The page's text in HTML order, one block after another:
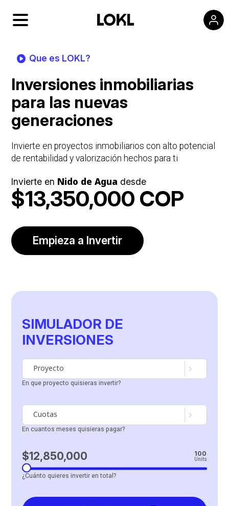
Que es LOKL?
Inversiones inmobiliarias
para las nuevas
generaciones
Invierte en proyectos inmobiliarios con alto potencial
de rentabilidad y valorización hechos para ti
Invierte en Nido de Agua desde
$13,350,000 COP
Empieza a Invertir
SIMULADOR DE
INVERSIONES
Proyecto
En que proyecto quisieras invertir?
Cuotas
En cuantos meses quisieras pagar?
$12,850,000 100
Units
¿Cuánto quieres invertir en total?